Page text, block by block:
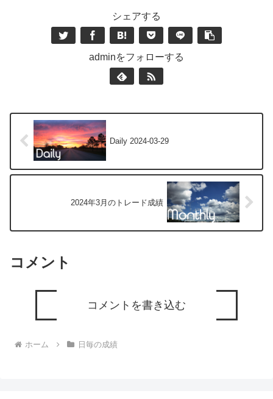
シェアする
adminをフォローする
Daily 2024-03-29
2024年3月のトレード成績
コメント
コメントを書き込む
ホーム 日毎の成績